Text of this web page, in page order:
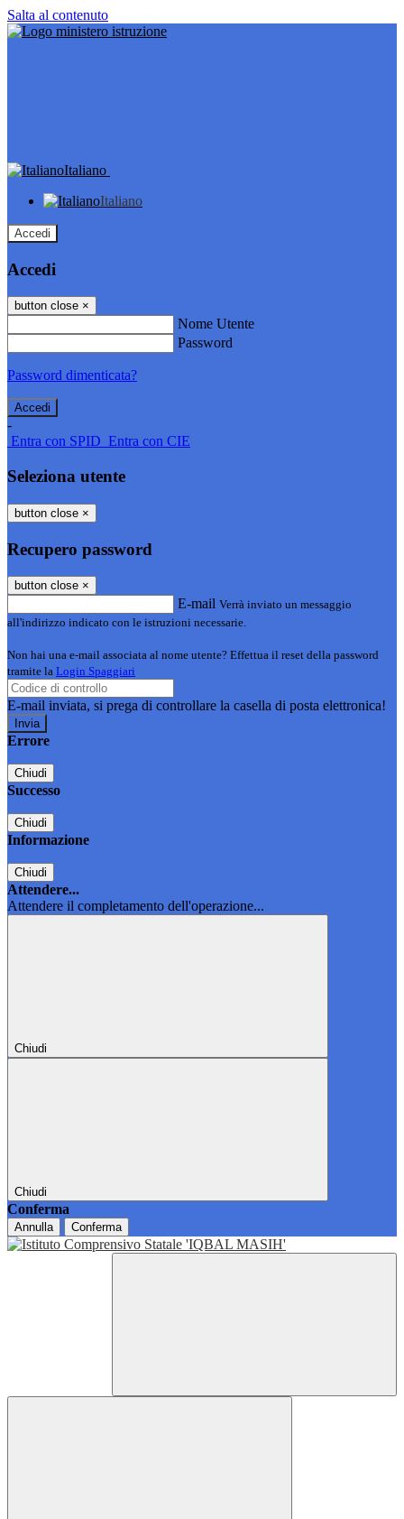
Salta al contenuto
Italiano
Italiano
Accedi
Accedi
button close ×
Nome Utente
Password
Password dimenticata?
-
Entra con SPID Entra con CIE
Seleziona utente
button close ×
Recupero password
button close ×
E-mail Verrà inviato un messaggio
all'indirizzo indicato con le istruzioni necessarie.
Non hai una e-mail associata al nome utente? Effettua il reset della password
tramite la Login Spaggiari
E-mail inviata, si prega di controllare la casella di posta elettronica!
Errore
Chiudi
Successo
Chiudi
Informazione
Chiudi
Attendere...
Attendere il completamento dell'operazione...
Chiudi
Chiudi
Conferma
Annulla Conferma